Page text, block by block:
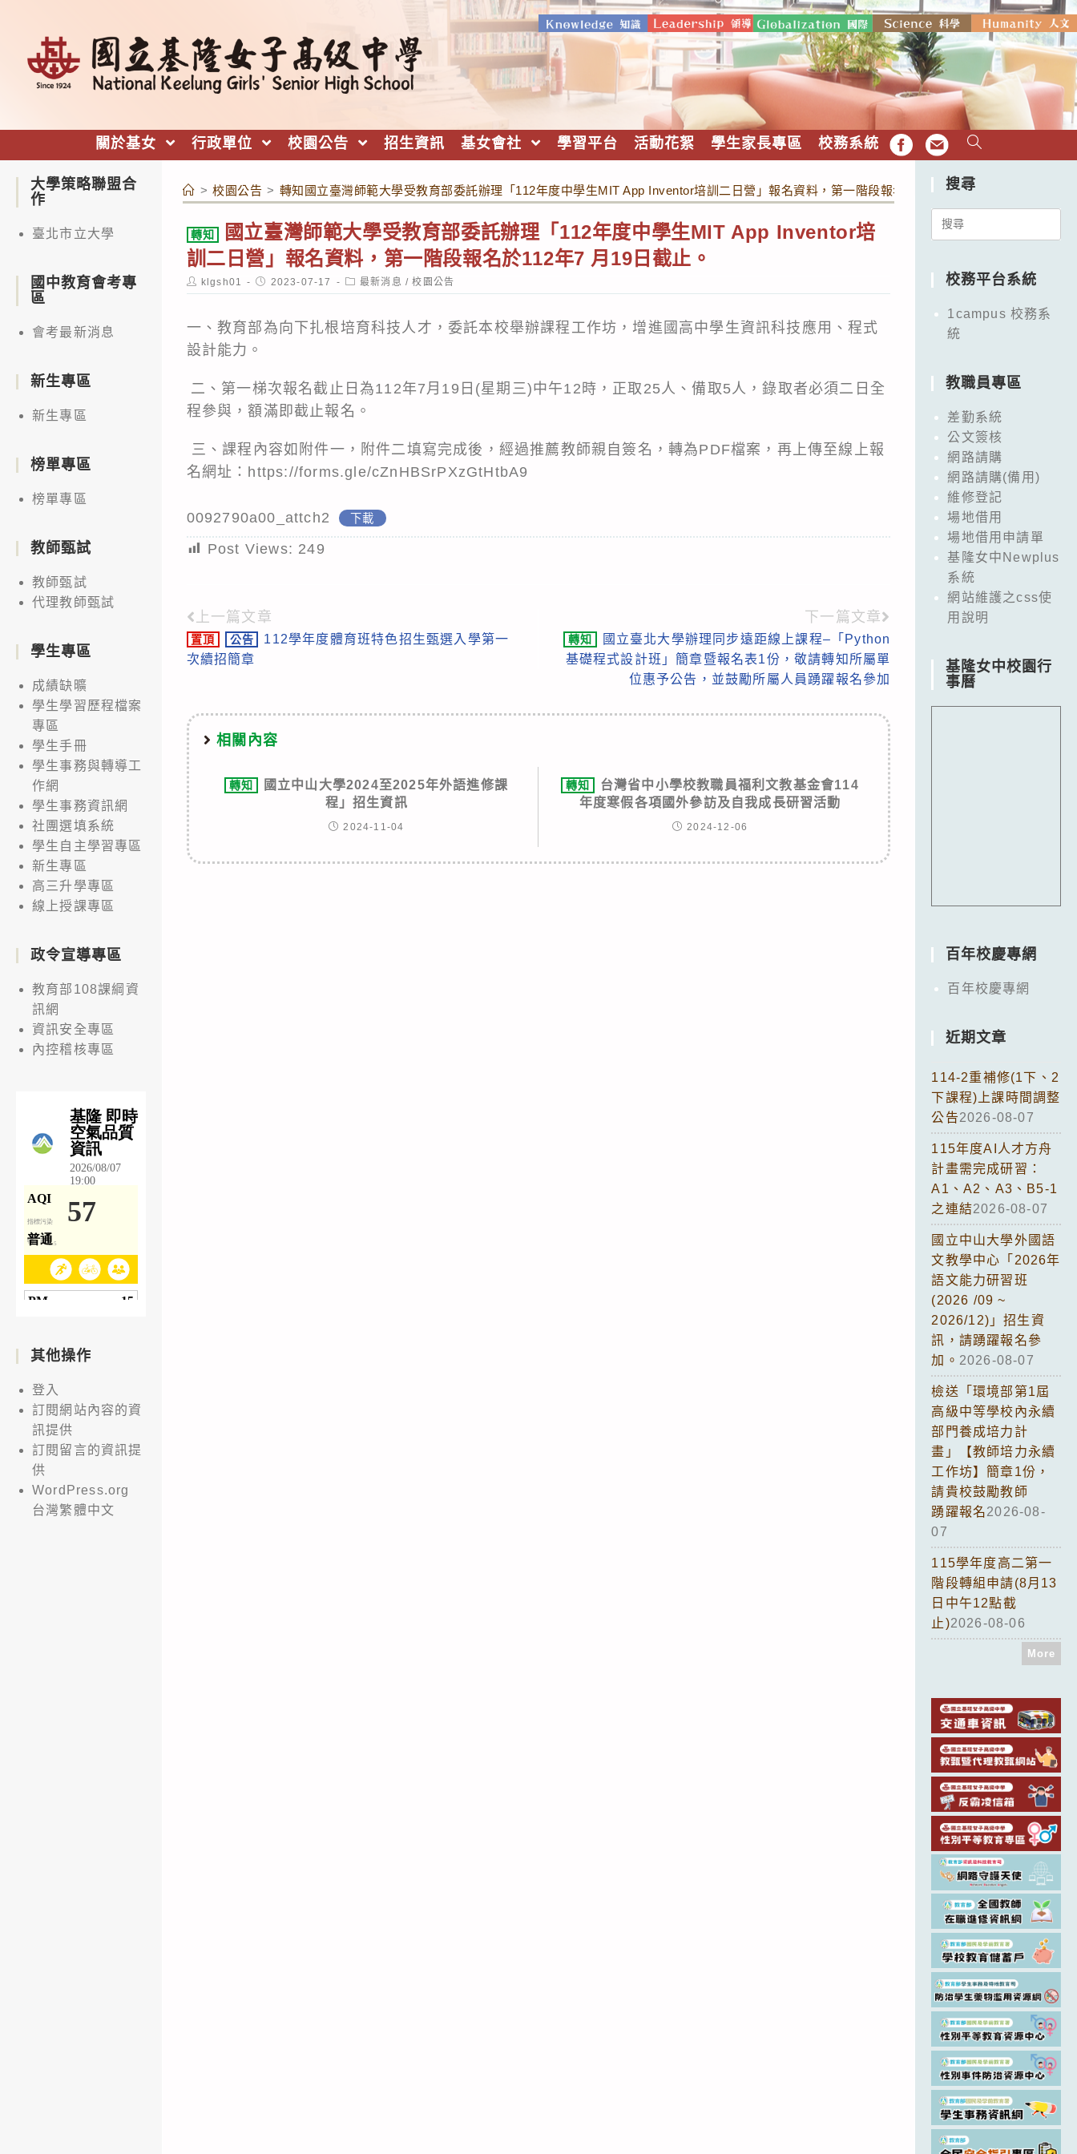
關於基女 行政單位 校園公告 招生資訊 基女會社 學習平台 活動花絮 學生家長專區 校務系統 FB EMAIL
> 校園公告 > 轉知國立臺灣師範大學受教育部委託辦理「112年度中學生MIT App Inventor培訓二日營」報名資料，第一階段報名於112年7 月19日截止。
轉知
國立臺灣師範大學受教育部委託辦理「112年度中學生MIT App Inventor培
訓二日營」報名資料，第一階段報名於112年7 月19日截止。
Post
author:
klgsh01
Post
published:
2023-07-17
Post
category:
最新消息 / 校園公告
一、教育部為向下扎根培育科技人才，委託本校舉辦課程工作坊，增進國高中學生資訊科技應用、程式
設計能力。
二、第一梯次報名截止日為112年7月19日(星期三)中午12時，正取25人、備取5人，錄取者必須二日全
程參與，額滿即截止報名。
三、課程內容如附件一，附件二填寫完成後，經過推薦教師親自簽名，轉為PDF檔案，再上傳至線上報
名網址： https://forms.gle/cZnHBSrPXzGtHtbA9
0092790a00_attch2 下載
Post Views: 249
Read
more
上一篇文章
置頂 公告
112學年度體育班特色招生甄選入學第一
次續招簡章
下一篇文章
轉知
國立臺北大學辦理同步遠距線上課程–「Python
基礎程式設計班」簡章暨報名表1份，敬請轉知所屬單
位惠予公告，並鼓勵所屬人員踴躍報名參加
相關內容
轉知
國立中山大學2024至2025年外語進修課
程」招生資訊
2024-11-04
轉知
台灣省中小學校教職員福利文教基金會114
年度寒假各項國外參訪及自我成長研習活動
2024-12-06
大學策略聯盟合
作
臺北市立大學
國中教育會考專
區
會考最新消息
新生專區
新生專區
榜單專區
榜單專區
教師甄試
教師甄試
代理教師甄試
學生專區
成績缺曠
學生學習歷程檔案
專區
學生手冊
學生事務與轉導工
作網
學生事務資訊網
社團選填系統
學生自主學習專區
新生專區
高三升學專區
線上授課專區
政令宣導專區
教育部108課綱資
訊網
資訊安全專區
內控稽核專區
其他操作
登入
訂閱網站內容的資
訊提供
訂閱留言的資訊提
供
WordPress.org
台灣繁體中文
搜尋
Search
校務平台系統
1campus 校務系
統
教職員專區
差勤系統
公文簽核
網路請購
網路請購(備用)
維修登記
場地借用
場地借用申請單
基隆女中Newplus
系統
網站維護之css使
用說明
基隆女中校園行
事曆
百年校慶專網
百年校慶專網
近期文章
114-2重補修(1下、2
下課程)上課時間調整
公告2026-08-07
115年度AI人才方舟
計畫需完成研習：
A1、A2、A3、B5-1
之連結2026-08-07
國立中山大學外國語
文教學中心「2026年
語文能力研習班
(2026 /09 ~
2026/12)」招生資
訊，請踴躍報名參
加。 2026-08-07
檢送「環境部第1屆
高級中等學校內永續
部門養成培力計
畫」【教師培力永續
工作坊】簡章1份，
請貴校鼓勵教師
踴躍報名2026-08-
07
115學年度高二第一
階段轉組申請(8月13
日中午12點截
止)2026-08-06
More